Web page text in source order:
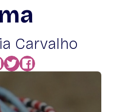
Carvalho